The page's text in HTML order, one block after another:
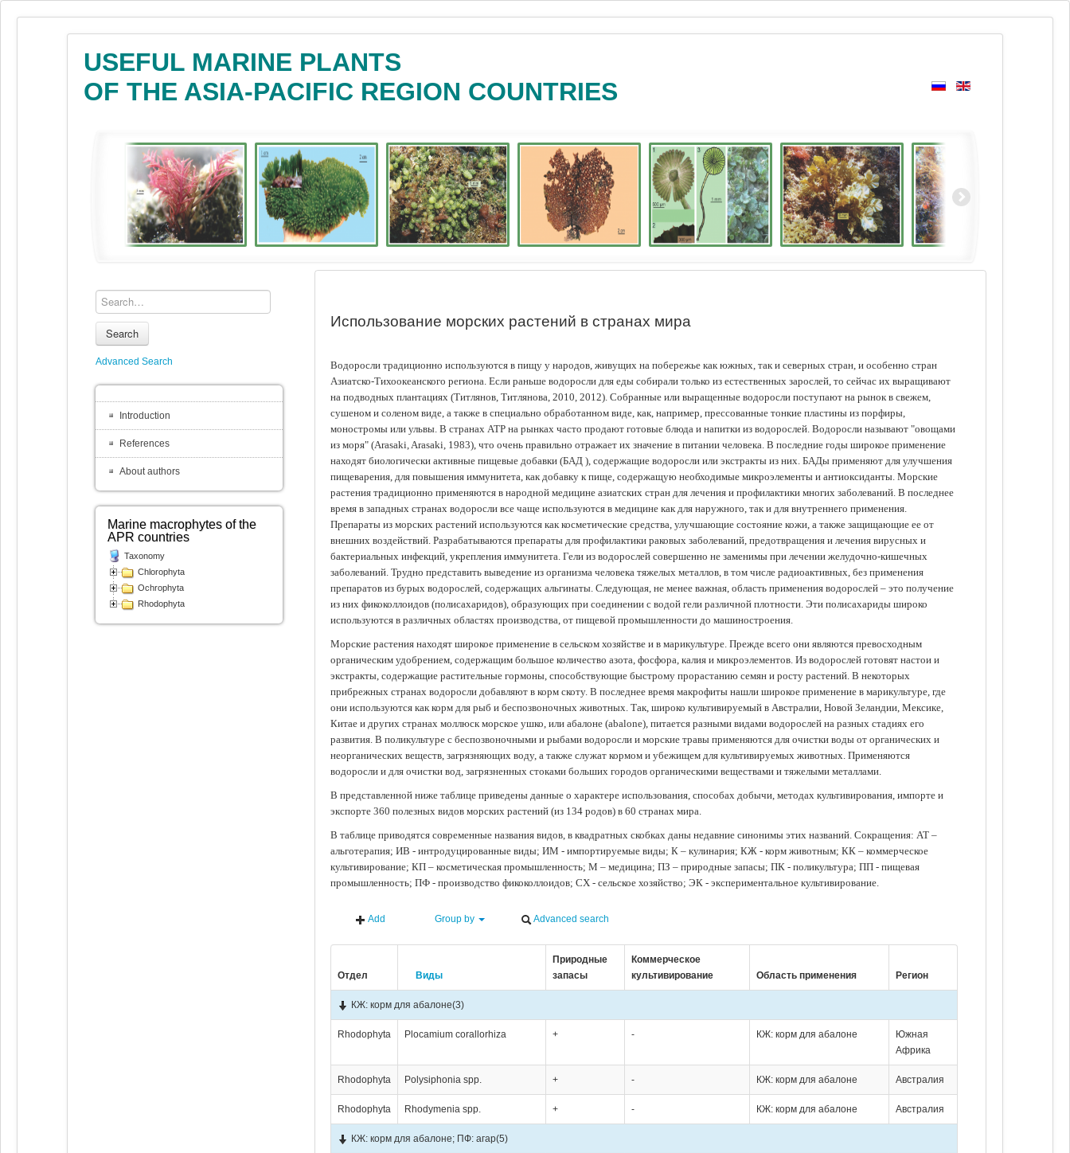
USEFUL MARINE PLANTS
OF THE ASIA-PACIFIC REGION COUNTRIES
Использование морских растений в странах мира
Водоросли традиционно используются в пищу у народов, живущих на побережье как южных, так и северных стран, и особенно стран
Азиатско-Тихоокеанского региона. Если раньше водоросли для еды собирали только из естественных зарослей, то сейчас их выращивают
на подводных плантациях (Tитлянов, Титлянова, 2010, 2012). Собранные или выращенные водоросли поступают на рынок в свежем,
сушеном и соленом виде, а также в специально обработанном виде, как, например, прессованные тонкие пластины из порфиры,
моностромы или ульвы. В странах АТР на рынках часто продают готовые блюда и напитки из водорослей. Водоросли называют "овощами
из моря" (Arasaki, Arasaki, 1983), что очень правильно отражает их значение в питании человека. В последние годы широкое применение
находят биологически активные пищевые добавки (БАД ), содержащие водоросли или экстракты из них. БАДы применяют для улучшения
пищеварения, для повышения иммунитета, как добавку к пище, содержащую необходимые микроэлементы и антиоксиданты. Морские
растения традиционно применяются в народной медицине азиатских стран для лечения и профилактики многих заболеваний. В последнее
время в западных странах водоросли все чаще используются в медицине как для наружного, так и для внутреннего применения.
Препараты из морских растений используются как косметические средства, улучшающие состояние кожи, а также защищающие ее от
внешних воздействий. Разрабатываются препараты для профилактики раковых заболеваний, предотвращения и лечения вирусных и
бактериальных инфекций, укрепления иммунитета. Гели из водорослей совершенно не заменимы при лечении желудочно-кишечных
заболеваний. Трудно представить выведение из организма человека тяжелых металлов, в том числе радиоактивных, без применения
препаратов из бурых водорослей, содержащих альгинаты. Следующая, не менее важная, область применения водорослей – это получение
из них фикоколлоидов (полисахаридов), образующих при соединении с водой гели различной плотности. Эти полисахариды широко
используются в различных областях производства, от пищевой промышленности до машиностроения.
Морские растения находят широкое применение в сельском хозяйстве и в марикультуре. Прежде всего они являются превосходным
органическим удобрением, содержащим большое количество азота, фосфора, калия и микроэлементов. Из водорослей готовят настои и
экстракты, содержащие растительные гормоны, способствующие быстрому прорастанию семян и росту растений. В некоторых
прибрежных странах водоросли добавляют в корм скоту. В последнее время макрофиты нашли широкое применение в марикультуре, где
они используются как корм для рыб и беспозвоночных животных. Так, широко культивируемый в Австралии, Новой Зеландии, Мексике,
Китае и других странах моллюск морское ушко, или абалоне (abalone), питается разными видами водорослей на разных стадиях его
развития. В поликультуре с беспозвоночными и рыбами водоросли и морские травы применяются для очистки воды от органических и
неорганических веществ, загрязняющих воду, а также служат кормом и убежищем для культивируемых животных. Применяются
водоросли и для очистки вод, загрязненных стоками больших городов органическими веществами и тяжелыми металлами.
В представленной ниже таблице приведены данные о характере использования, способах добычи, методах культивирования, импорте и
экспорте 360 полезных видов морских растений (из 134 родов) в 60 странах мира.
В таблице приводятся современные названия видов, в квадратных скобках даны недавние синонимы этих названий. Сокращения: АТ –
альготерапия; ИВ - интродуцированные виды; ИМ - импортируемые виды; К – кулинария; КЖ - корм животным; КК – коммерческое
культивирование; КП – косметическая промышленность; М – медицина; ПЗ – природные запасы; ПК - поликультура; ПП - пищевая
промышленность; ПФ - производство фикоколлоидов; СХ - сельское хозяйство; ЭК - экспериментальное культивирование.
Add Group by Advanced search
Отдел Виды
Природные
запасы
Коммерческое
культивирование
Область применения Регион
КЖ: корм для абалоне(3)
Rhodophyta Plocamium corallorhiza + - КЖ: корм для абалоне
Южная
Африка
Rhodophyta Polysiphonia spp. + - КЖ: корм для абалоне Австралия
Rhodophyta Rhodymenia spp. + - КЖ: корм для абалоне Австралия
КЖ: корм для абалоне; ПФ: агар(5)
Search
Advanced Search
Introduction
References
About authors
Marine macrophytes of the
APR countries
Taxonomy
Chlorophyta
Ochrophyta
Rhodophyta